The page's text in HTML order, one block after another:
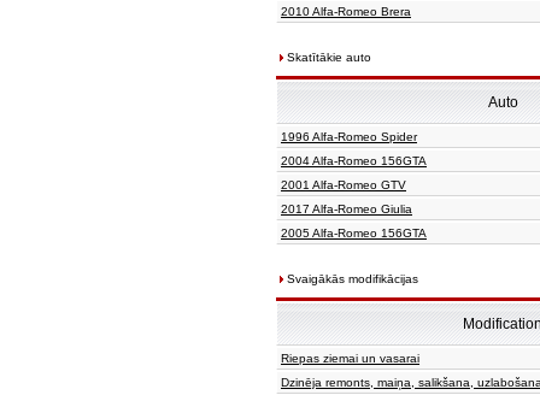
2010 Alfa-Romeo Brera
Skatītākie auto
Auto
1996 Alfa-Romeo Spider
2004 Alfa-Romeo 156GTA
2001 Alfa-Romeo GTV
2017 Alfa-Romeo Giulia
2005 Alfa-Romeo 156GTA
Svaigākās modifikācijas
Riepas ziemai un vasarai
Dzinēja remonts, maiņa, salikšana,